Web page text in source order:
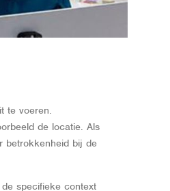
te voeren.
de locatie. Als
betrokkenheid bij de
specifieke context